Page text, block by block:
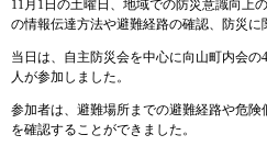
11月1日の土曜日、地域での防災意識向上
の情報伝達方法や避難経路の確認、防災に
当日は、自主防災会を中心に向山町内会の
人が参加しました。
参加者は、避難場所までの避難経路や危
を確認することができました。